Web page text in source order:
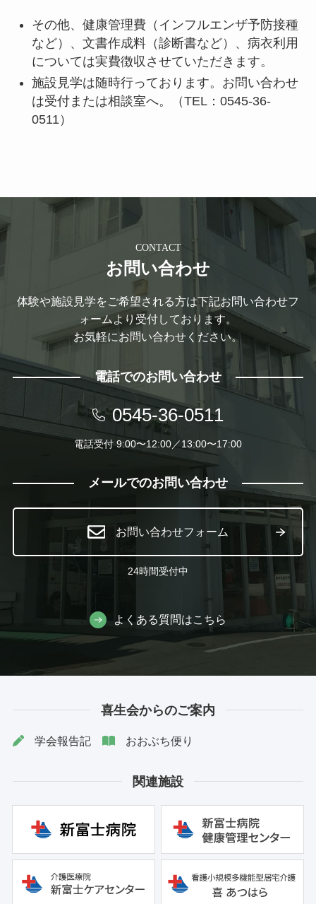
その他、健康管理費（インフルエンザ予防接種
など）、文書作成料（診断書など）、病衣利用
については実費徴収させていただきます。
施設見学は随時行っております。お問い合わせ
は受付または相談室へ。（TEL：0545-36-
0511）
CONTACT
お問い合わせ
体験や施設見学をご希望される方は下記お問い合わせフ
ォームより受付しております。
お気軽にお問い合わせください。
電話でのお問い合わせ
0545-36-0511
電話受付 9:00〜12:00／13:00〜17:00
メールでのお問い合わせ
お問い合わせフォーム
24時間受付中
よくある質問はこちら
喜生会からのご案内
学会報告記 おおぶち便り
関連施設